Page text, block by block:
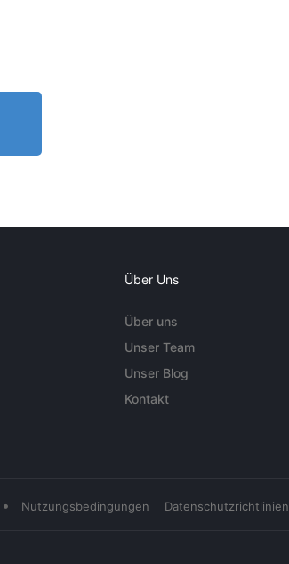
Über Uns
Über uns
Unser Team
Unser Blog
Kontakt
• Nutzungsbedingungen Datenschutzrichtlinien